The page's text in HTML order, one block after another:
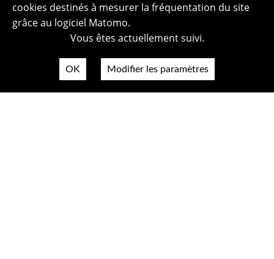
cookies destinés à mesurer la fréquentation du site
grâce au logiciel Matomo.
Vous êtes actuellement suivi.
OK Modifier les paramètres